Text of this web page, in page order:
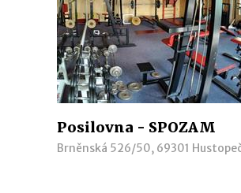
Posilovna - SPOZAM
Brněnská 526/50, 69301